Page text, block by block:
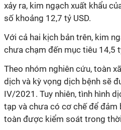
xảy ra, kim ngạch xuất khẩu
số khoảng 12,7 tỷ USD.
Với cả hai kịch bản trên, kim
chưa chạm đến mục tiêu 14,5
Theo nhóm nghiên cứu, toàn
dịch và kỳ vọng dịch bệnh sẽ
IV/2021. Tuy nhiên, tình hình
tạp và chưa có cơ chế để đảm
toàn được kiểm soát trong